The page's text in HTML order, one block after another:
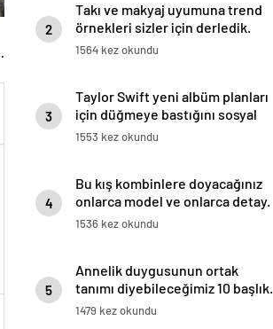
2
Takı ve makyaj uyumuna trend
örnekleri sizler için derledik.
1564 kez okundu
3
Taylor Swift yeni albüm planları
için düğmeye bastığını sosyal
medyadan duyurdu!
1553 kez okundu
4
Bu kış kombinlere doyacağınız
onlarca model ve onlarca detay.
1536 kez okundu
5
Annelik duygusunun ortak
tanımı diyebileceğimiz 10 başlık.
1479 kez okundu